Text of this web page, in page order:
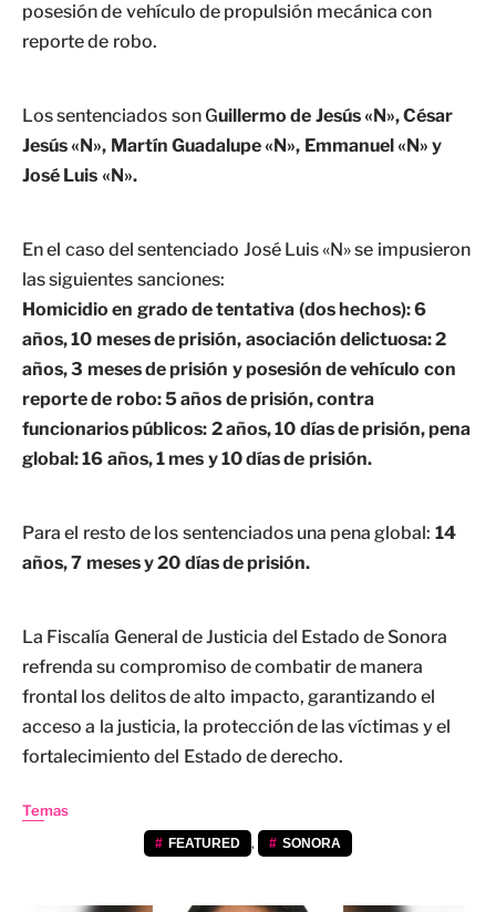
posesión de vehículo de propulsión mecánica con
reporte de robo.
Los sentenciados son Guillermo de Jesús «N», César
Jesús «N», Martín Guadalupe «N», Emmanuel «N» y
José Luis «N».
En el caso del sentenciado José Luis «N» se impusieron
las siguientes sanciones:
Homicidio en grado de tentativa (dos hechos): 6
años, 10 meses de prisión, asociación delictuosa: 2
años, 3 meses de prisión y posesión de vehículo con
reporte de robo: 5 años de prisión, contra
funcionarios públicos: 2 años, 10 días de prisión, pena
global: 16 años, 1 mes y 10 días de prisión.
Para el resto de los sentenciados una pena global: 14
años, 7 meses y 20 días de prisión.
La Fiscalía General de Justicia del Estado de Sonora
refrenda su compromiso de combatir de manera
frontal los delitos de alto impacto, garantizando el
acceso a la justicia, la protección de las víctimas y el
fortalecimiento del Estado de derecho.
Temas
FEATURED , SONORA